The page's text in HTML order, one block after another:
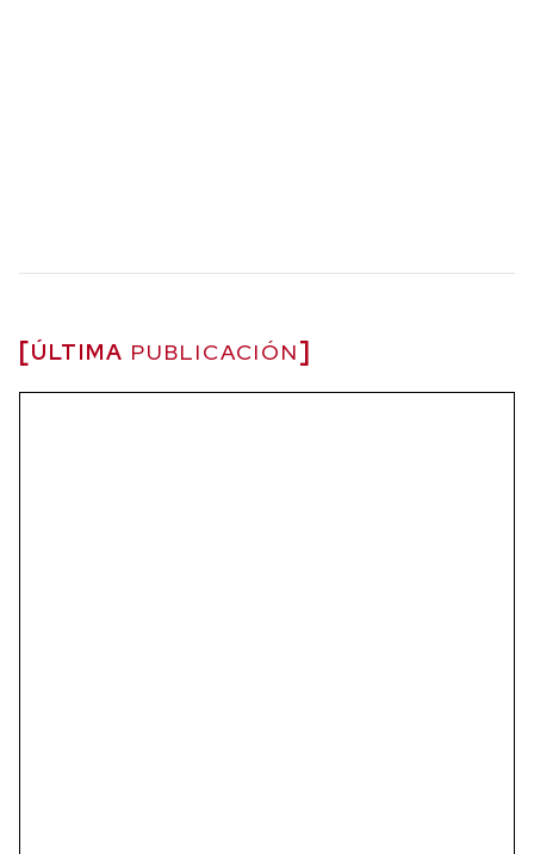
ÚLTIMA PUBLICACIÓN